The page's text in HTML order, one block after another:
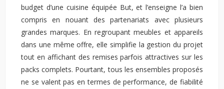
budget d’une cuisine équipée But, et l’enseigne l’a bien
compris en nouant des partenariats avec plusieurs
grandes marques. En regroupant meubles et appareils
dans une même offre, elle simplifie la gestion du projet
tout en affichant des remises parfois attractives sur les
packs complets. Pourtant, tous les ensembles proposés
ne se valent pas en termes de performance, de fiabilité